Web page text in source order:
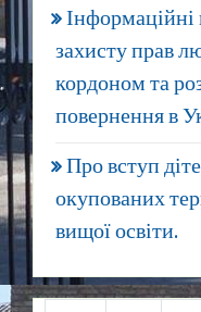
Інформаційні
захисту прав
кордоном та
повернення в
Про вступ
окупованих
вищої освіти.